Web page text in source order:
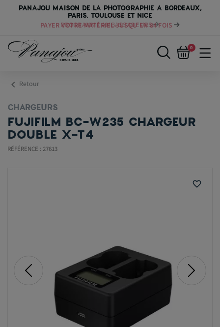
PANAJOU MAISON DE LA PHOTOGRAPHIE A BORDEAUX,
PARIS, TOULOUSE ET NICE
PAYER VOTRE MATÉRIEL JUSQU'EN 84 FOIS
0
chevron_left Retour
CHARGEURS
FUJIFILM BC-W235 CHARGEUR
DOUBLE X-T4
RÉFÉRENCE : 27613
favorite_border